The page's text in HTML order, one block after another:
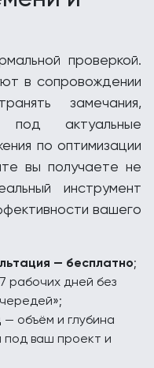
проверкой.
в сопровождении
замечания,
под актуальные
по оптимизации
вы получаете не
инструмент
вашего
— бесплатно;
рабочих дней без
— объём и глубина
под ваш проект и